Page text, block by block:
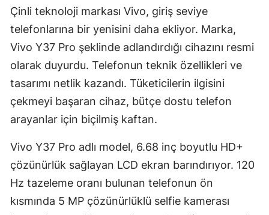
Çinli teknoloji markası Vivo, giriş seviye
telefonlarına bir yenisini daha ekliyor. Marka,
Vivo Y37 Pro şeklinde adlandırdığı cihazını resmi
olarak duyurdu. Telefonun teknik özellikleri ve
tasarımı netlik kazandı. Tüketicilerin ilgisini
çekmeyi başaran cihaz, bütçe dostu telefon
arayanlar için biçilmiş kaftan.
Vivo Y37 Pro adlı model, 6.68 inç boyutlu HD+
çözünürlük sağlayan LCD ekran barındırıyor. 120
Hz tazeleme oranı bulunan telefonun ön
kısmında 5 MP çözünürlüklü selfie kamerası